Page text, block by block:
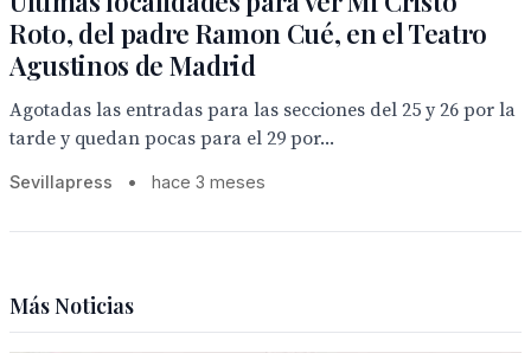
Roto, del padre Ramon Cué, en el Teatro
Agustinos de Madrid
Agotadas las entradas para las secciones del 25 y 26 por la
tarde y quedan pocas para el 29 por...
Sevillapress • hace 3 meses
Más Noticias